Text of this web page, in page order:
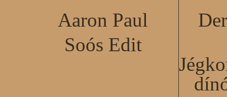
Aaron Paul
Soós Edit